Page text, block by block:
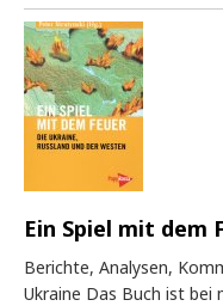
Ein Spiel mit dem
Berichte, Analysen,
Ukraine Das Buch ist bei